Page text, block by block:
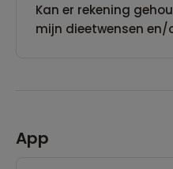
Kan er rekening
mijn dieetwensen en/
App